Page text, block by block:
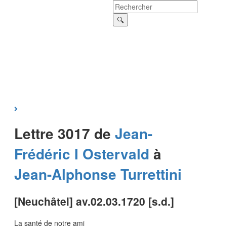
Lettre 3017 de Jean-
Frédéric I Ostervald à
Jean-Alphonse Turrettini
[Neuchâtel] av.02.03.1720 [s.d.]
La santé de notre ami